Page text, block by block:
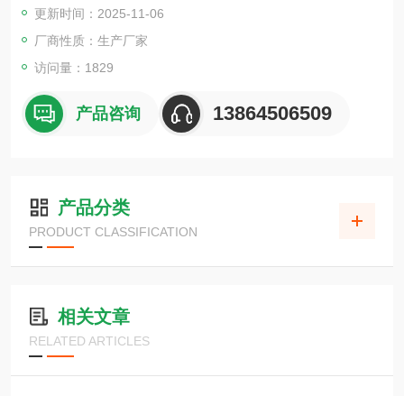
更新时间：2025-11-06
厂商性质：生产厂家
访问量：1829
产品咨询 13864506509
产品分类
PRODUCT CLASSIFICATION
相关文章
RELATED ARTICLES